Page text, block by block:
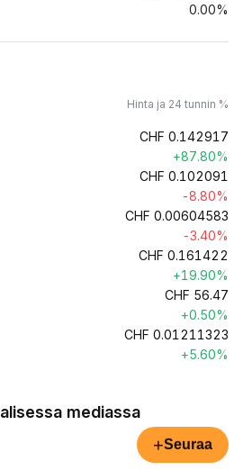
0.00%
Hinta ja 24 tunnin %
CHF 0.142917
+87.80%
CHF 0.102091
-8.80%
CHF 0.00604583
-3.40%
CHF 0.161422
+19.90%
CHF 56.47
+0.50%
CHF 0.01211323
+5.60%
mediassa
+Seuraa